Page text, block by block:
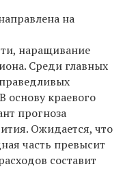
на
наращивание
Среди главных
основу краевого
прогноза
Ожидается, что
часть превысит
составит